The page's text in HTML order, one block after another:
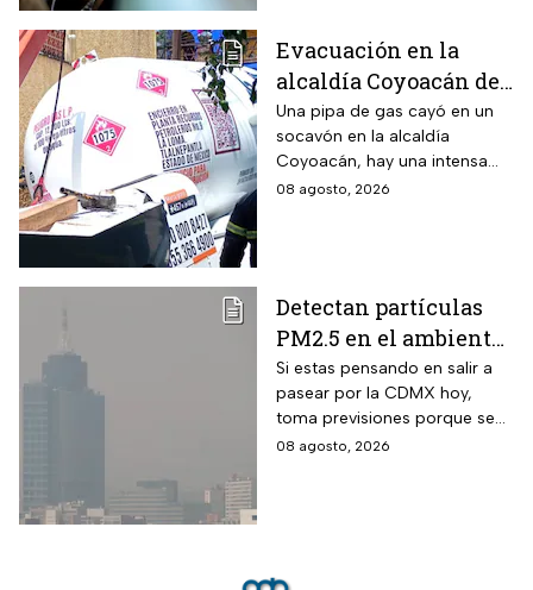
Evacuación en la
alcaldía Coyoacán de
CDMX tras caída de
una pipa en un
socavón
Una pipa de gas cayó en un
socavón en la alcaldía
Coyoacán, hay una intensa
movilización de servicios de
08 agosto, 2026
Detectan partículas
PM2.5 en el ambiente;
así esta la calidad del
aire hoy en la CDMX
Si estas pensando en salir a
pasear por la CDMX hoy,
toma previsiones porque se
detectaron partículas
08 agosto, 2026